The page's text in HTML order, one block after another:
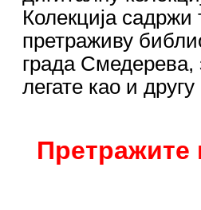
Колекција садржи
претраживу
града Смедерева,
легате као и другу
Претражите